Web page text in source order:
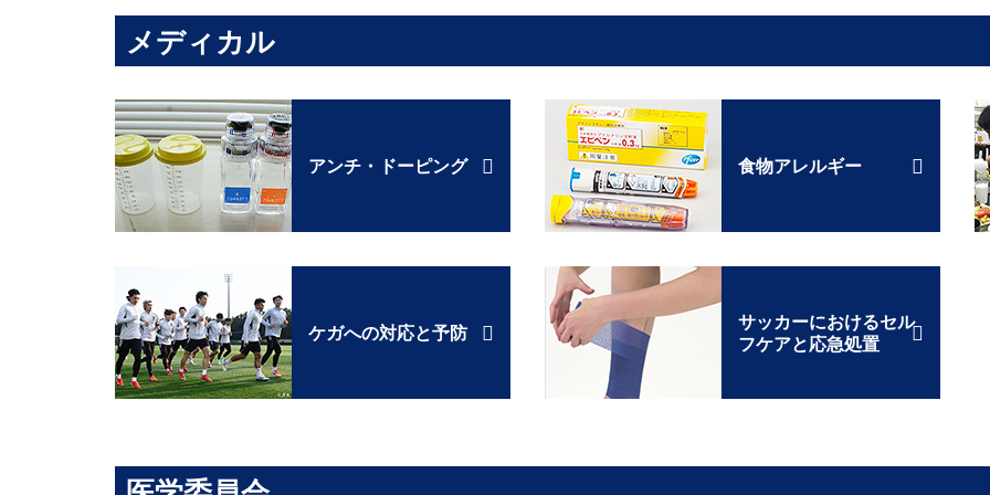
メディカル
アンチ・ドーピング 食物アレルギー
ケガへの対応と予防
サッカーにおけるセル
フケアと応急処置